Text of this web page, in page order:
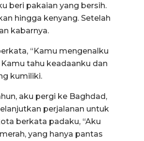
beri pakaian yang bersih.
hingga kenyang. Setelah
kabarnya.
“Kamu mengenalku
tahu keadaanku dan
kumiliki.
aku pergi ke Baghdad,
perjalanan untuk
berkata padaku, “Aku
yang hanya pantas